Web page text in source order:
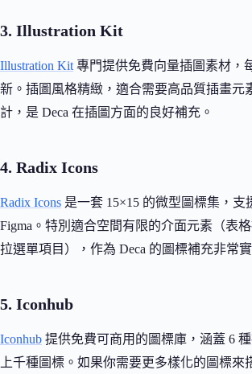
3. Illustration Kit
Illustration Kit 專門提供免費向量插圖素材，
新。插圖風格精緻，適合需要高品質插畫元
計，是 Deca 在插圖方面的良好補充。
4. Radix Icons
Radix Icons 是一套 15×15 的微型圖標集，支
Figma。特別適合空間有限的介面元素（表
拉選單項目），作為 Deca 的圖標補充非常實
5. Iconhub
Iconhub 提供免費可商用的圖標庫，涵蓋 6
上千種圖標。如果你需要更多樣化的圖標來